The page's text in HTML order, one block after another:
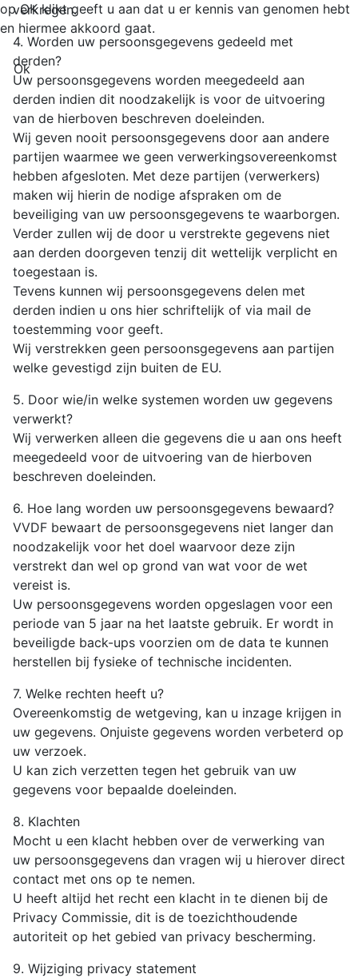
verkregen.
4. Worden uw persoonsgegevens gedeeld met
derden?
Uw persoonsgegevens worden meegedeeld aan
derden indien dit noodzakelijk is voor de uitvoering
van de hierboven beschreven doeleinden.
Wij geven nooit persoonsgegevens door aan andere
partijen waarmee we geen verwerkingsovereenkomst
hebben afgesloten. Met deze partijen (verwerkers)
maken wij hierin de nodige afspraken om de
beveiliging van uw persoonsgegevens te waarborgen.
Verder zullen wij de door u verstrekte gegevens niet
aan derden doorgeven tenzij dit wettelijk verplicht en
toegestaan is.
Tevens kunnen wij persoonsgegevens delen met
derden indien u ons hier schriftelijk of via mail de
toestemming voor geeft.
Wij verstrekken geen persoonsgegevens aan partijen
welke gevestigd zijn buiten de EU.
5. Door wie/in welke systemen worden uw gegevens
verwerkt?
Wij verwerken alleen die gegevens die u aan ons heeft
meegedeeld voor de uitvoering van de hierboven
beschreven doeleinden.
6. Hoe lang worden uw persoonsgegevens bewaard?
VVDF bewaart de persoonsgegevens niet langer dan
noodzakelijk voor het doel waarvoor deze zijn
verstrekt dan wel op grond van wat voor de wet
vereist is.
Uw persoonsgegevens worden opgeslagen voor een
periode van 5 jaar na het laatste gebruik. Er wordt in
beveiligde back-ups voorzien om de data te kunnen
herstellen bij fysieke of technische incidenten.
7. Welke rechten heeft u?
Overeenkomstig de wetgeving, kan u inzage krijgen in
uw gegevens. Onjuiste gegevens worden verbeterd op
uw verzoek.
U kan zich verzetten tegen het gebruik van uw
gegevens voor bepaalde doeleinden.
8. Klachten
Mocht u een klacht hebben over de verwerking van
uw persoonsgegevens dan vragen wij u hierover direct
contact met ons op te nemen.
U heeft altijd het recht een klacht in te dienen bij de
Privacy Commissie, dit is de toezichthoudende
autoriteit op het gebied van privacy bescherming.
9. Wijziging privacy statement
op OK klikt geeft u aan dat u er kennis van genomen hebt
en hiermee akkoord gaat.
Ok